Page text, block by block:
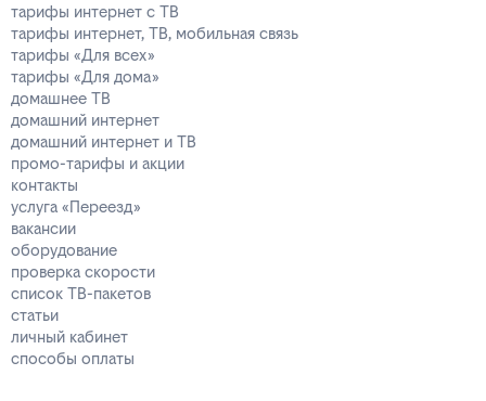
тарифы интернет с ТВ
тарифы интернет, ТВ, мобильная связь
тарифы «Для всех»
тарифы «Для дома»
домашнее ТВ
домашний интернет
домашний интернет и ТВ
промо-тарифы и акции
контакты
услуга «Переезд»
вакансии
оборудование
проверка скорости
список ТВ-пакетов
статьи
личный кабинет
способы оплаты